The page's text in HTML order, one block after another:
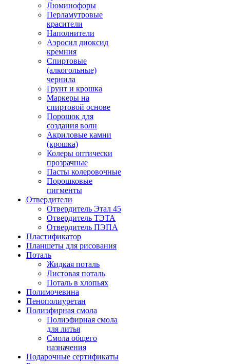
Люминофоры
Перламутровые
красители
Наполнители
Аэросил диоксид
кремния
Спиртовые
(алкогольные)
чернила
Грунт и крошка
Маркеры на
спиртовой основе
Порошок для
создания волн
Акриловые камни
(крошка)
Колеры оптически
прозрачные
Пасты колеровочные
Порошковые
пигменты
Отвердители
Отвердитель Этал 45
Отвердитель ТЭТА
Отвердитель ПЭПА
Пластификатор
Планшеты для рисования
Поталь
Жидкая поталь
Листовая поталь
Поталь в хлопьях
Полимочевина
Пенополиуретан
Полиэфирная смола
Полиэфирная смола
для литья
Смола общего
назначения
Подарочные сертификаты